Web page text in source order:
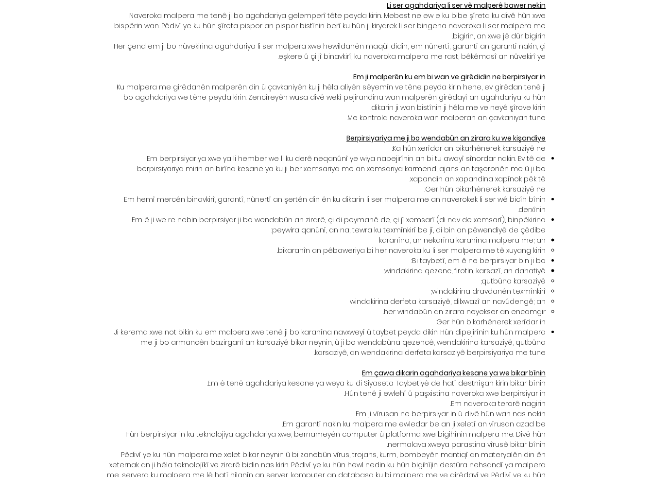
Li ser agahdariya li ser vê malperê bawer nekin
Naveroka malpera me tenê ji bo agahdariya gelemperî tête peyda kirin. Mebest ne ew e ku bibe şîreta ku divê hûn xwe
bispêrin wan. Pêdivî ye ku hûn şîreta pispor an pispor bistînin berî ku hûn ji kiryarek li ser bingeha naveroka li ser malpera me
bigirin, an xwe jê dûr bigirin.
Her çend em ji bo nûvekirina agahdariya li ser malpera xwe hewildanên maqûl didin, em nûnertî, garantî an garantî nakin, çi
eşkere û çi jî binavkirî, ku naveroka malpera me rast, bêkêmasî an nûvekirî ye.
Em ji malperên ku em bi wan ve girêdidin ne berpirsiyar in
Ku malpera me girêdanên malperên din û çavkaniyên ku ji hêla aliyên sêyemîn ve têne peyda kirin hene, ev girêdan tenê ji
bo agahdariya we têne peyda kirin. Zencîreyên wusa divê wekî pejirandina wan malperên girêdayî an agahdariya ku hûn
dikarin ji wan bistînin ji hêla me ve neyê şîrove kirin.
Me kontrola naveroka wan malperan an çavkaniyan tune.
Berpirsiyariya me ji bo wendabûn an zirara ku we kişandiye
Ka hûn xerîdar an bikarhênerek karsaziyê ne:
Em berpirsiyariya xwe ya li hember we li ku derê neqanûnî ye wiya napejirînin an bi tu awayî sînordar nakin. Ev tê de
berpirsiyariya mirin an birîna kesane ya ku ji ber xemsariya me an xemsariya karmend, ajans an taşeronên me û ji bo
xapandin an xapandina xapînok pêk tê.
Ger hûn bikarhênerek karsaziyê ne:
Em hemî mercên binavkirî, garantî, nûnertî an şertên din ên ku dikarin li ser malpera me an naverokek li ser wê bicîh bînin
derxînin.
Em ê ji we re nebin berpirsiyar ji bo wendabûn an zirarê, çi di peymanê de, çi jî xemsarî (di nav de xemsarî), binpêkirina
peywira qanûnî, an na, tewra ku texmînkirî be jî, di bin an pêwendiyê de çêdibe:
karanîna, an nekarîna karanîna malpera me; an
bikaranîn an pêbaweriya bi her naveroka ku li ser malpera me tê xuyang kirin.
Bi taybetî, em ê ne berpirsiyar bin ji bo:
windakirina qezenc, firotin, karsazî, an dahatiyê;
qutbûna karsaziyê;
windakirina dravdanên texmînkirî;
windakirina derfeta karsaziyê, dilxwazî an navûdengê; an
her windabûn an zirara neyekser an encamgir.
Ger hûn bikarhênerek xerîdar in:
Ji kerema xwe not bikin ku em malpera xwe tenê ji bo karanîna navxweyî û taybet peyda dikin. Hûn dipejirînin ku hûn malpera
me ji bo armancên bazirganî an karsaziyê bikar neynin, û ji bo wendabûna qezencê, wendakirina karsaziyê, qutbûna
karsaziyê, an wendakirina derfeta karsaziyê berpirsiyariya me tune.
Em çawa dikarin agahdariya kesane ya we bikar bînin
Em ê tenê agahdariya kesane ya weya ku di Siyaseta Taybetiyê de hatî destnîşan kirin bikar bînin.
Hûn tenê ji ewlehî û paşxistina naveroka xwe berpirsiyar in.
Em naveroka terorê nagirin.
Em ji vîrusan ne berpirsiyar in û divê hûn wan nas nekin
Em garantî nakin ku malpera me ewledar be an ji xeletî an vîrusan azad be.
Hûn berpirsiyar in ku teknolojiya agahdariya xwe, bernameyên computer û platforma xwe bigihînin malpera me. Divê hûn
nermalava xweya parastina vîrusê bikar bînin.
Pêdivî ye ku hûn malpera me xelet bikar neynin û bi zanebûn vîrus, trojans, kurm, bombeyên mantiqî an materyalên din ên
xeternak an ji hêla teknolojîkî ve zirarê bidin nas kirin. Pêdivî ye ku hûn hewl nedin ku hûn bigihîjin destûra nehsandî ya malpera
me, servera ku malpera me lê hatî hilanîn an server, komputer an databasa ku bi malpera me ve girêdayî ye. Pêdivî ye ku hûn